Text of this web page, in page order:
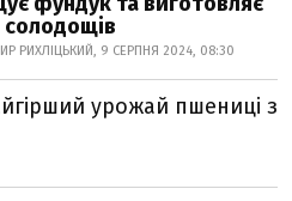
РИХЛІЦЬКИЙ, 9 СЕРПНЯ 2024, 08:30
урожай пшениці з